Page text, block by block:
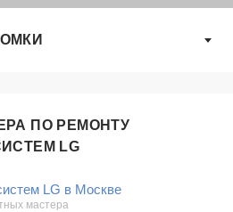
ПО РЕМОНТУ
LG
LG в Москве
мастера